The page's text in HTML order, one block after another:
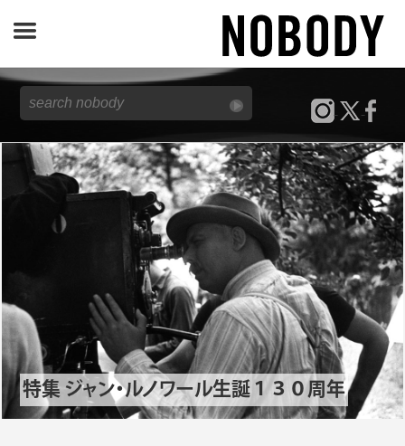
JOURNAL
SPECIAL
REPORT
特集 ジャン・ルノワール生誕１３０周年